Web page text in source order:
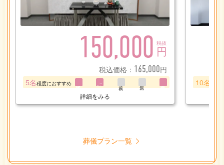
150,000 税抜
円
税込価格： 165,000円
5名程度におすすめ ご安置
詳細をみる
10名
葬儀プラン一覧